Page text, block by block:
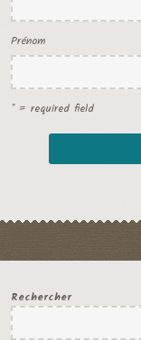
Prénom
* = required field
Rechercher